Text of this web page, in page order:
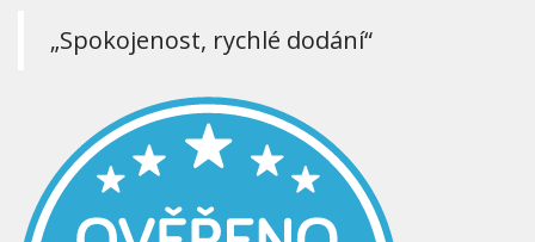
„Spokojenost, rychlé dodání“